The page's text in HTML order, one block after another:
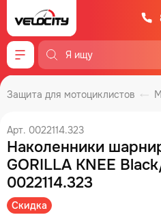
Меню
Защита для мотоциклистов
Арт. 0022114.323
Наколенники
GORILLA KNEE
0022114.323
Скидка